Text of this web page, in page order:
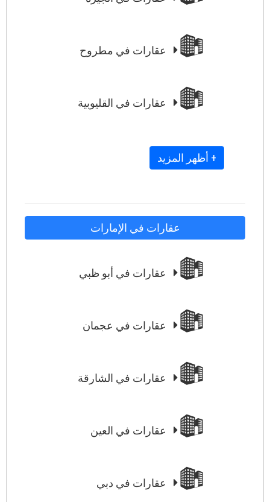
عقارات في مطروح
عقارات في القليوبية
+ أظهر المزيد
عقارات في الإمارات
عقارات في أبو ظبي
عقارات في عجمان
عقارات في الشارقة
عقارات في العين
عقارات في دبي